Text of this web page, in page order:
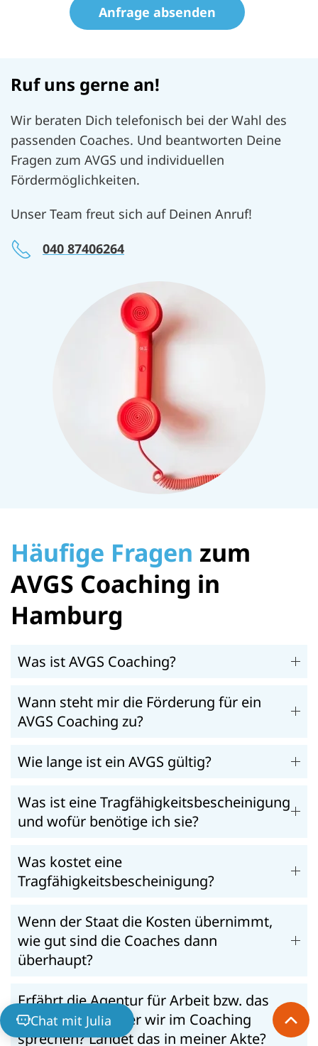
Ruf uns gerne an!
Wir beraten Dich telefonisch bei der Wahl des
passenden Coaches. Und beantworten Deine
Fragen zum AVGS und individuellen
Fördermöglichkeiten.
Unser Team freut sich auf Deinen Anruf!
040 87406264
Häufige Fragen zum
AVGS Coaching in
Hamburg
Was ist AVGS Coaching?
Wann steht mir die Förderung für ein
AVGS Coaching zu?
Wie lange ist ein AVGS gültig?
Was ist eine Tragfähigkeitsbescheinigung
und wofür benötige ich sie?
Was kostet eine
Tragfähigkeitsbescheinigung?
Wenn der Staat die Kosten übernimmt,
wie gut sind die Coaches dann
überhaupt?
Erfährt die Agentur für Arbeit bzw. das
Jobcenter, worüber wir im Coaching
sprechen? Landet das in meiner Akte?
Chat mit Julia